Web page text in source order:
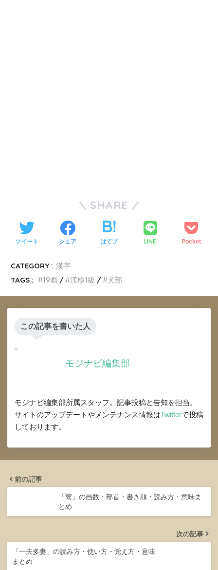
SHARE
ツイート シェア はてブ LINE Pocket
CATEGORY : 漢字
TAGS :
19画 漢検1級 犬部
この記事を書いた人
モジナビ編集部
モジナビ編集部所属スタッフ。記事投稿と告知を担当。
サイトのアップデートやメンテナンス情報はTwitterで投稿
しております。
前の記事
「響」の画数・部首・書き順・読み方・意味ま
とめ
次の記事
「一夫多妻」の読み方・使い方・覚え方・意味
まとめ